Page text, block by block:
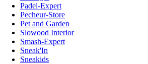
Padel-Expert
Pecheur-Store
Pet and Garden
Slowood Interior
Smash-Expert
Sneak'In
Sneakids